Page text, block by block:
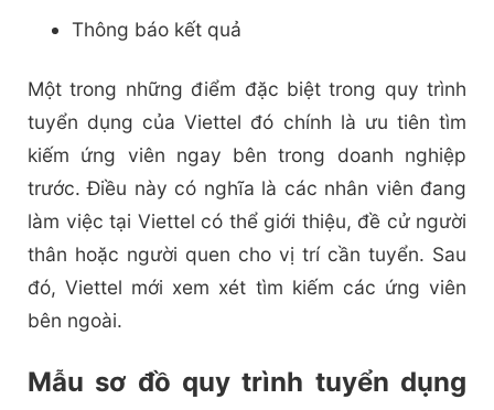
Thông báo kết quả
Một trong những điểm đặc biệt trong quy trình
tuyển dụng của Viettel đó chính là ưu tiên tìm
kiếm ứng viên ngay bên trong doanh nghiệp
trước. Điều này có nghĩa là các nhân viên đang
làm việc tại Viettel có thể giới thiệu, đề cử người
thân hoặc người quen cho vị trí cần tuyển. Sau
đó, Viettel mới xem xét tìm kiếm các ứng viên
bên ngoài.
Mẫu sơ đồ quy trình tuyển dụng